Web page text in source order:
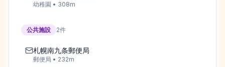
幼稚園 • 308m
公共施設 2件
札幌南九条郵便局
郵便局 • 232m